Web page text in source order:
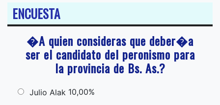
ENCUESTA
�A quien consideras que deber�a
ser el candidato del peronismo para
la provincia de Bs. As.?
Julio Alak 10,00%